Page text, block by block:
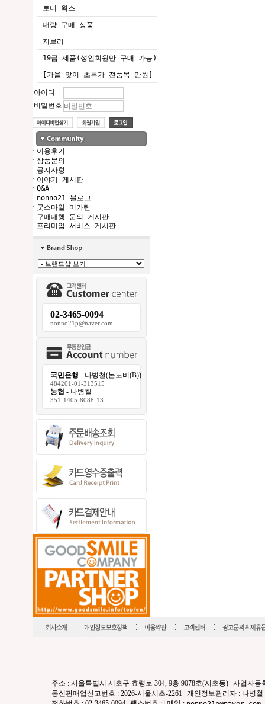
토니 웍스
대량 구매 상품
지브리
19금 제품(성인회원만 구매 가능)
[가을 맞이 초특가 전품목 만원]
아이디
비밀번호
· 이용후기
· 상품문의
· 공지사항
· 이야기 게시판
· Q&A
· nonno21 블로그
· 굿스마일 미카탄
· 구매대행 문의 게시판
· 프리미엄 서비스 게시판
02-3465-0094
nonno21p@naver.com
국민은행 - 나병철(논노비(B))
484201-01-313515
농협 - 나병철
351-1405-8088-13
주소 : 서울특별시 서초구 효령로 304, 9층 9078호(서초동) 사업자등
통신판매업신고번호 : 2026-서울서초-2261 개인정보관리자 : 나병철